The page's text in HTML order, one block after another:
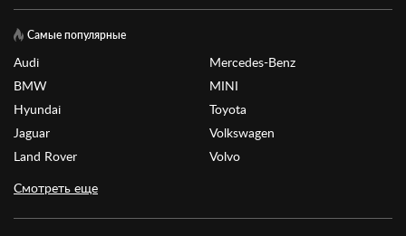
Самые популярные
Audi
BMW
Hyundai
Jaguar
Land Rover
Mercedes-Benz
MINI
Toyota
Volkswagen
Volvo
Смотреть еще